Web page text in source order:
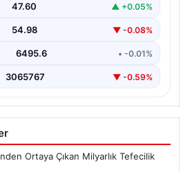
47.60 ▲ +0.05%
54.98 ▼ -0.08%
6495.6 • -0.01%
3065767 ▼ -0.59%
Ortaya Çıkan Milyarlık Tefecilik